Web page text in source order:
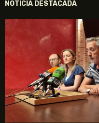
NOTICIA DESTACADA